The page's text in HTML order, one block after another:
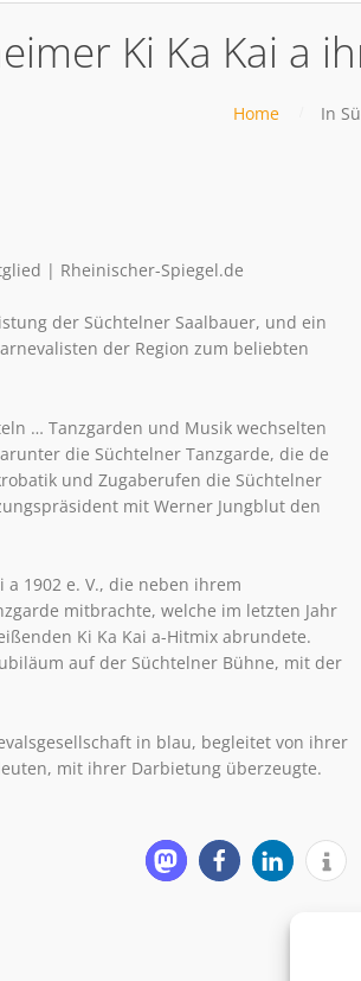
Ki Ka Kai a
Home In
| Rheinischer-Spiegel.de
der Süchtelner Saalbauer, und ein
der Region zum beliebten
… Tanzgarden und Musik wechselten
die Süchtelner Tanzgarde, die de
und Zugaberufen die Süchtelner
mit Werner Jungblut den
1902 e. V., die neben ihrem
mitbrachte, welche im letzten Jahr
Ki Ka Kai a-Hitmix abrundete.
auf der Süchtelner Bühne, mit der
in blau, begleitet von ihrer
mit ihrer Darbietung überzeugte.